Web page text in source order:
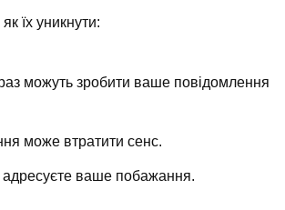
їх уникнути:
можуть зробити ваше повідомлення
може втратити сенс.
ваше побажання.